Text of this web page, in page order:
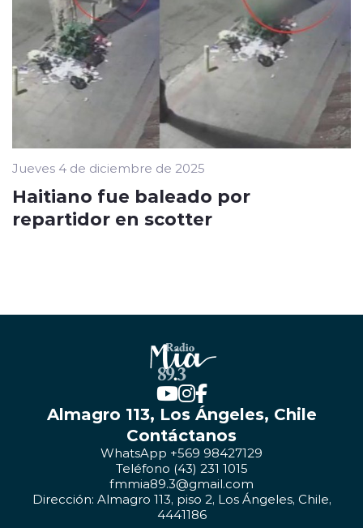
Jueves 4 de diciembre de 2025
Haitiano fue baleado por
repartidor en scotter
Almagro 113, Los Ángeles, Chile
Contáctanos
WhatsApp +569 98427129
Teléfono (43) 231 1015
fmmia89.3@gmail.com
Dirección: Almagro 113, piso 2, Los Ángeles, Chile,
4441186